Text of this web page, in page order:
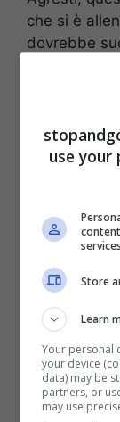
che si è
dovrebbe
seduta
E’ questa
che non ha
prossimi
farcela è
pronto a
Weah.
le
a lavorare
use
Store
Learn
Your personal
your device
data) may be
partners, or
may use